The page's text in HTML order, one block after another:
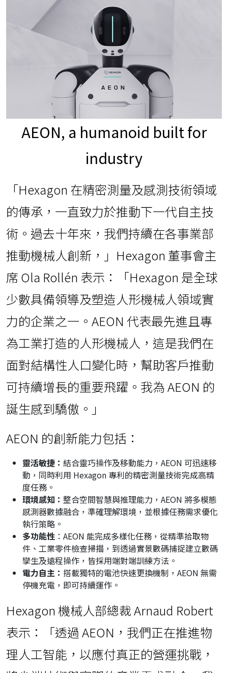
AEON, a humanoid built for
industry
「Hexagon 在精密測量及感測技術領域
的傳承，一直致力於推動下一代自主技
術。過去十年來，我們持續在各事業部
推動機械人創新，」Hexagon 董事會主
席 Ola Rollén 表示：「Hexagon 是全球
少數具備領導及塑造人形機械人領域實
力的企業之一。AEON 代表最先進且專
為工業打造的人形機械人，這是我們在
面對結構性人口變化時，幫助客戶推動
可持續增長的重要飛躍。我為 AEON 的
誕生感到驕傲。」
AEON 的創新能力包括：
靈活敏捷： 結合靈巧操作及移動能力，AEON 可迅速移
動，同時利用 Hexagon 專利的精密測量技術完成高精
度任務。
環境感知： 整合空間智慧與推理能力，AEON 將多模態
感測器數據融合，準確理解環境，並根據任務需求優化
執行策略。
多功能性 ：AEON 能完成多樣化任務，從精準拾取物
件、工業零件檢查掃描，到透過實景數碼捕捉建立數碼
孿生及遠程操作，皆採用端對端訓練方法。
電力自主： 搭載獨特的電池快速更換機制，AEON 無需
停機充電，即可持續運作。
Hexagon 機械人部總裁 Arnaud Robert
表示：「透過 AEON，我們正在推進物
理人工智能，以應付真正的營運挑戰，